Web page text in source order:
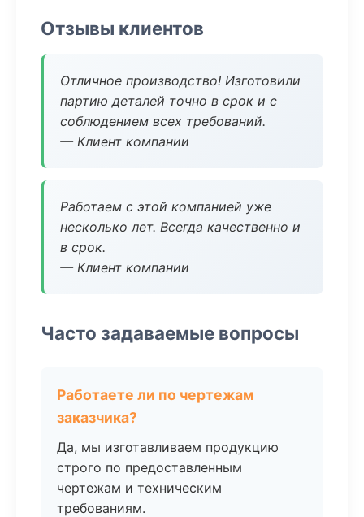
Отзывы клиентов
Отличное производство! Изготовили
партию деталей точно в срок и с
соблюдением всех требований.
— Клиент компании
Работаем с этой компанией уже
несколько лет. Всегда качественно и
в срок.
— Клиент компании
Часто задаваемые вопросы
Работаете ли по чертежам
заказчика?
Да, мы изготавливаем продукцию
строго по предоставленным
чертежам и техническим
требованиям.